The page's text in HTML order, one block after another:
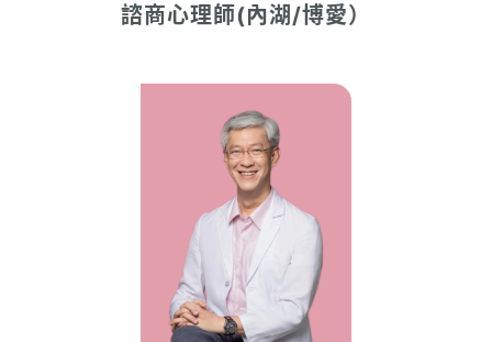
諮商心理師(內湖/博愛）